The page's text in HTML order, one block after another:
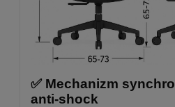
✅ Mechanizm
anti-shock